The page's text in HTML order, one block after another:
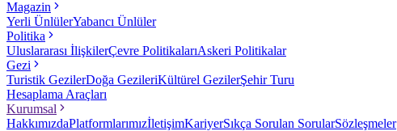
Magazin
Yerli ÜnlülerYabancı Ünlüler
Politika
Uluslararası İlişkilerÇevre PolitikalarıAskeri Politikalar
Gezi
Turistik GezilerDoğa GezileriKültürel GezilerŞehir Turu
Hesaplama Araçları
Kurumsal
HakkımızdaPlatformlarımızİletişimKariyerSıkça Sorulan SorularSözleşmeler